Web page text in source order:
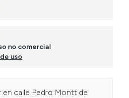
no comercial
uso
calle Pedro Montt de